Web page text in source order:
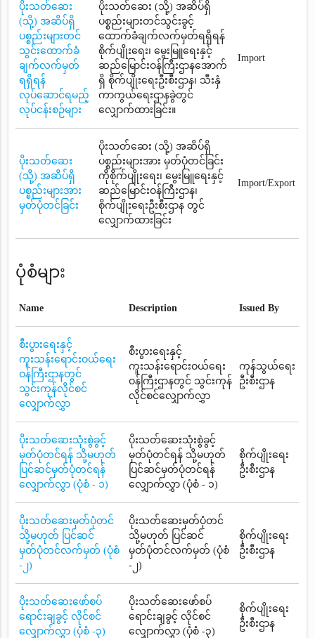
ပိုးသတ်ဆေး
(သို့) အဆိပ်ရှိ
ပစ္စည်းများတင်
သွင်းထောက်ခံ
ချက်လက်မှတ်
ရရှိရန်
လုပ်ဆောင်ရမည့်
လုပ်ငန်းစဉ်များ
ပိုးသတ်ဆေး (သို့) အဆိပ်ရှိ
ပစ္စည်းများတင်သွင်းခွင့်
ထောက်ခံချက်လက်မှတ်ရရှိရန်
စိုက်ပျိုးရေး၊ မွေးမြူရေးနှင့်
ဆည်မြောင်းဝန်ကြီးဌာနအောက်
ရှိ စိုက်ပျိုးရေးဦးစီးဌာန၊ သီးနှံ
ကာကွယ်ရေးဌာနခွဲတွင်
လျှောက်ထားခြင်း။
Import
ပိုးသတ်ဆေး
(သို့) အဆိပ်ရှိ
ပစ္စည်းများအား
မှတ်ပုံတင်ခြင်း
ပိုးသတ်ဆေး (သို့) အဆိပ်ရှိ
ပစ္စည်းများအား မှတ်ပုံတင်ခြင်း
ကိုစိုက်ပျိုးရေး၊ မွေးမြူရေးနှင့်
ဆည်မြောင်းဝန်ကြီးဌာန၊
စိုက်ပျိုးရေးဦးစီးဌာန တွင်
လျှောက်ထားခြင်း
Import/Export
ပုံစံများ
Name Description Issued By
စီးပွားရေးနှင့်
ကူးသန်းရောင်းဝယ်ရေး
ဝန်ကြီးဌာနတွင်
သွင်းကုန်လိုင်စင်
လျှောက်လွှာ
စီးပွားရေးနှင့်
ကူးသန်းရောင်းဝယ်ရေး
ဝန်ကြီးဌာနတွင် သွင်းကုန်
လိုင်စင်လျှောက်လွှာ
ကုန်သွယ်ရေး
ဦးစီးဌာန
ပိုးသတ်ဆေးသုံးစွဲခွင့်
မှတ်ပုံတင်ရန် သို့မဟုတ်
ပြင်ဆင်မှတ်ပုံတင်ရန်
လျှောက်လွှာ (ပုံစံ - ၁)
ပိုးသတ်ဆေးသုံးစွဲခွင့်
မှတ်ပုံတင်ရန် သို့မဟုတ်
ပြင်ဆင်မှတ်ပုံတင်ရန်
လျှောက်လွှာ (ပုံစံ - ၁)
စိုက်ပျိုးရေး
ဦးစီးဌာန
ပိုးသတ်ဆေးမှတ်ပုံတင်
သို့မဟုတ် ပြင်ဆင်
မှတ်ပုံတင်လက်မှတ် (ပုံစံ
-၂)
ပိုးသတ်ဆေးမှတ်ပုံတင်
သို့မဟုတ် ပြင်ဆင်
မှတ်ပုံတင်လက်မှတ် (ပုံစံ
-၂)
စိုက်ပျိုးရေး
ဦးစီးဌာန
ပိုးသတ်ဆေးဖော်စပ်
ရောင်းချခွင့် လိုင်စင်
လျှောက်လွှာ (ပုံစံ -၃)
ပိုးသတ်ဆေးဖော်စပ်
ရောင်းချခွင့် လိုင်စင်
လျှောက်လွှာ (ပုံစံ -၃)
စိုက်ပျိုးရေး
ဦးစီးဌာန